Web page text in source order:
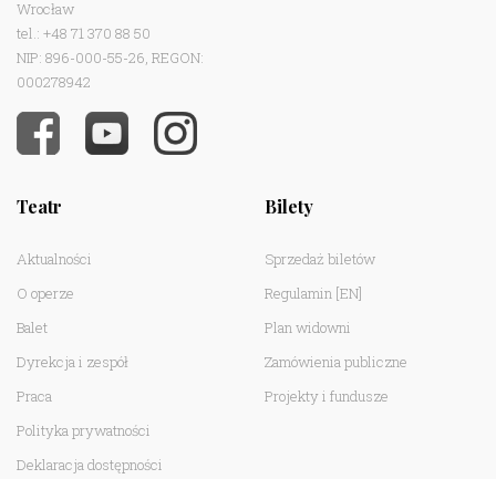
Wrocław
tel.: +48 71 370 88 50
NIP: 896-000-55-26, REGON:
000278942
Teatr
Aktualności
O operze
Balet
Dyrekcja i zespół
Praca
Polityka prywatności
Deklaracja dostępności
Bilety
Sprzedaż biletów
Regulamin [EN]
Plan widowni
Zamówienia publiczne
Projekty i fundusze